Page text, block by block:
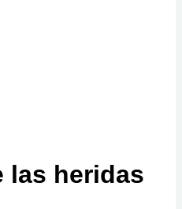
las heridas